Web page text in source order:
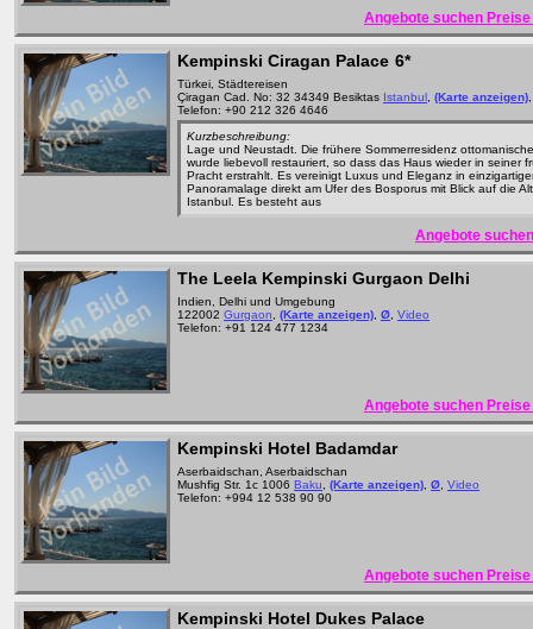
Angebote suchen
Kempinski Ciragan Palace 6*
Türkei, Städtereisen
Çiragan Cad. No: 32 34349 Besiktas Istanbul (Karte anzeigen)
Telefon: +90 212 326 4646
Kurzbeschreibung:
Lage und Neustadt. Die frühere Sommerresidenz
wurde liebevoll restauriert, so dass das Haus wieder in seiner
Pracht erstrahlt. Es vereinigt Luxus und Eleganz in
Panoramalage direkt am Ufer des Bosporus mit Blick auf die
Istanbul. Es besteht aus
Angebote
The Leela Kempinski Gurgaon Delhi
Indien, Delhi und Umgebung
122002 Gurgaon (Karte anzeigen) Ø Video
Telefon: +91 124 477 1234
Angebote suchen
Kempinski Hotel Badamdar
Aserbaidschan, Aserbaidschan
Mushfig Str. 1c 1006 Baku (Karte anzeigen) Ø Video
Telefon: +994 12 538 90 90
Angebote suchen
Kempinski Hotel Dukes Palace